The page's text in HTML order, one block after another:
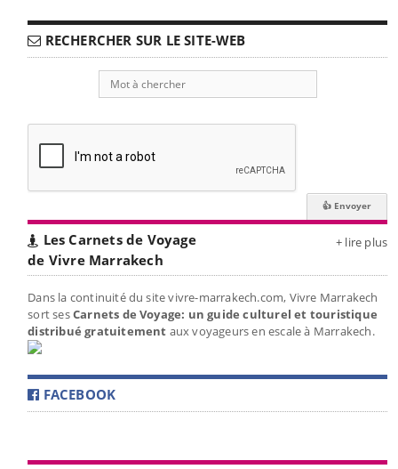
RECHERCHER SUR LE SITE-WEB
Les Carnets de Voyage
de Vivre Marrakech
+ lire plus
Dans la continuité du site vivre-marrakech.com, Vivre Marrakech
sort sesCarnets de Voyage: un guide culturel et touristique
distribué gratuitement aux voyageurs en escale à Marrakech.
FACEBOOK